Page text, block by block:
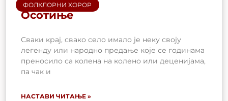
ФОЛКЛОРНИ ХОРОР
Осотиње
Сваки крај, свако село имало је неку своју
легенду или народно предање које се годинама
преносило са колена на колено или деценијама,
па чак и
НАСТАВИ ЧИТАЊЕ »